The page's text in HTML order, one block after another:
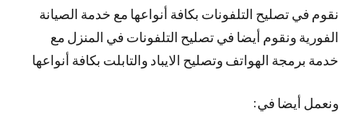
نقوم في تصليح التلفونات بكافة أنواعها مع خدمة الصيانة
الفورية ونقوم أيضا في تصليح التلفونات في المنزل مع
خدمة برمجة الهواتف وتصليح الايباد والتابلت بكافة أنواعها
ونعمل أيضا في: